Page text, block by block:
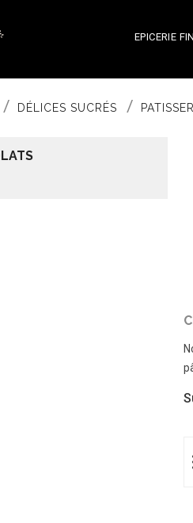
EPICERIE
DÉLICES SUCRÉS